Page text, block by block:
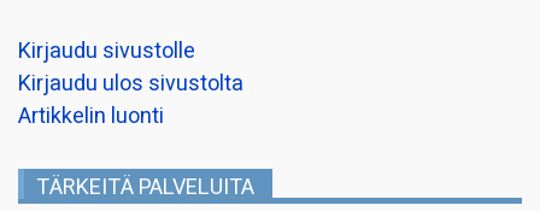
Kirjaudu sivustolle
Kirjaudu ulos sivustolta
Artikkelin luonti
TÄRKEITÄ PALVELUITA